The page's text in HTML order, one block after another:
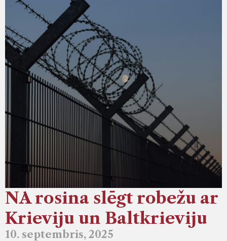
NA rosina slēgt robežu ar
Krieviju un Baltkrieviju
10. septembris, 2025